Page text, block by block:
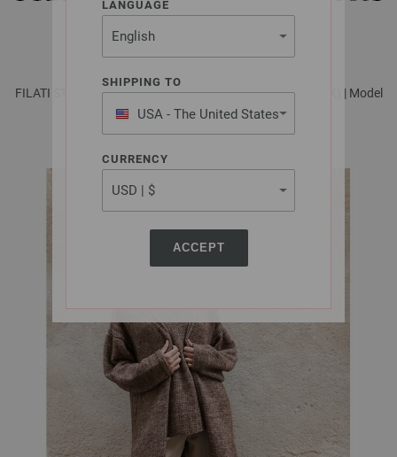
LANGUAGE
SHIPPING TO
USA - The United States
of America
CURRENCY
ACCEPT
PELO
FILATI STUDIO No. 3 - Magasin (DE) + Strikkeopskrifter (DK) | Model
6